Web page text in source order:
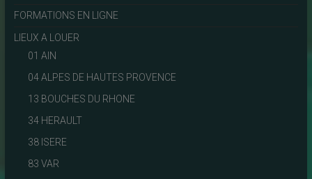
FORMATIONS EN LIGNE
LIEUX A LOUER
01 AIN
04 ALPES DE HAUTES PROVENCE
13 BOUCHES DU RHONE
34 HERAULT
38 ISERE
83 VAR